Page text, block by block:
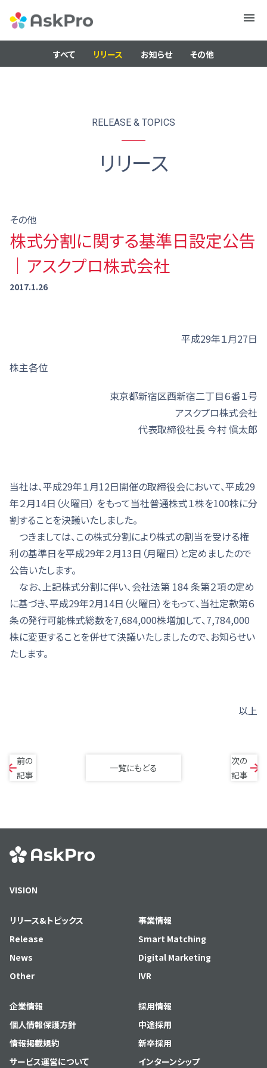
メニュ
すべて リリース お知らせ その他
RELEASE & TOPICS
リリース
その他
株式分割に関する基準日設定公告
｜アスクプロ株式会社
2017.1.26
平成29年１月27日
株主各位
東京都新宿区西新宿二丁目６番１号
アスクプロ株式会社
代表取締役社長 今村 愼太郎
当社は、平成29年１月12日開催の取締役会において、平成29
年２月14日（火曜日） をもって当社普通株式１株を100株に分
割することを決議いたしました。
つきましては、この株式分割により株式の割当を受ける権
利の基準日を平成29年２月13日（月曜日）と定めましたので
公告いたします。
なお、上記株式分割に伴い、会社法第 184 条第２項の定め
に基づき、平成29年2月14日（火曜日）をもって、当社定款第６
条の発行可能株式総数を7,684,000株増加して、7,784,000
株に変更することを併せて決議いたしましたので、お知らせい
たします。
以上
前の
記事
一覧にもどる
次の
記事
VISION
リリース&トピックス
Release
News
Other
事業情報
Smart Matching
Digital Marketing
IVR
企業情報
個人情報保護方針
情報掲載規約
サービス運営について
採用情報
中途採用
新卒採用
インターンシップ